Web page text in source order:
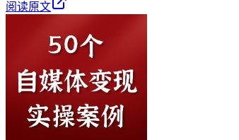
阅读原文